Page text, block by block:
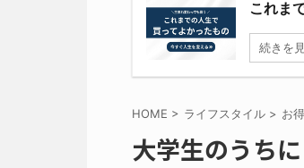
これま
続きを
HOME > ライフスタイル > お
大学生のうち